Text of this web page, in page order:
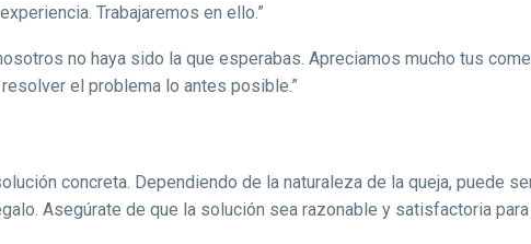
Trabajaremos en ello.”
no haya sido la que esperabas. Apreciamos mucho tus
el problema lo antes posible.”
concreta. Dependiendo de la naturaleza de la queja, puede
Asegúrate de que la solución sea razonable y satisfactoria